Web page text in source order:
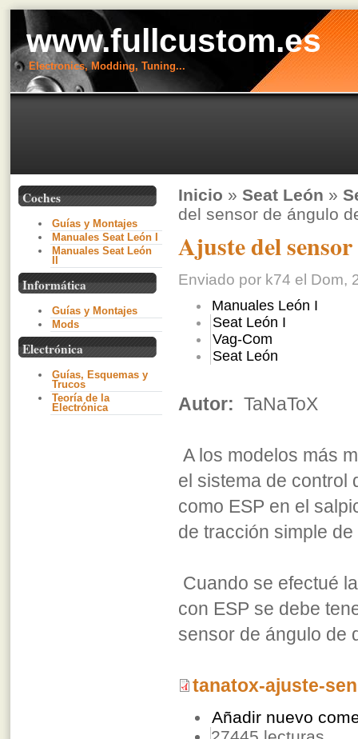
www.fullcustom.es
Electronics, Modding, Tuning...
Coches
Guías y Montajes
Manuales Seat León I
Manuales Seat León
Informática
Guías y Montajes
Mods
Electrónica
Guías, Esquemas y
Trucos
Teoría de la
Electrónica
Inicio » Seat León »
del sensor de ángulo
Ajuste del
Enviado por k74 el Dom,
Manuales León I
Seat León I
Vag-Com
Seat León
Autor: TaNaToX
A los modelos más
el sistema de control
como ESP en el
de tracción simple
Cuando se efectué
con ESP se debe
sensor de ángulo de
tanatox-ajuste-
Añadir nuevo